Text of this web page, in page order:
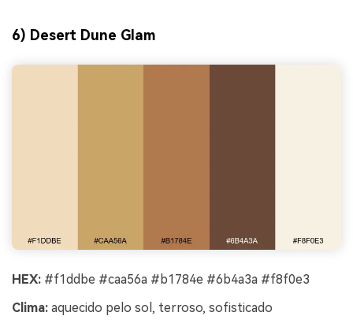
6) Desert Dune Glam
HEX: #f1ddbe #caa56a #b1784e #6b4a3a #f8f0e3
Clima: aquecido pelo sol, terroso, sofisticado